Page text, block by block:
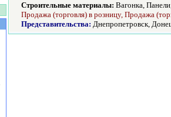
Строительные материалы: Вагонка,
Продажа (торговля) в розницу, Продажа
Представительства: Днепропетровск,